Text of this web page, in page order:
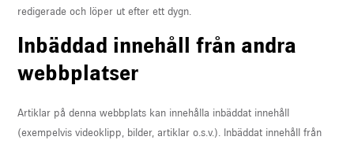
redigerade och löper ut efter ett dygn.
Inbäddad innehåll från andra
webbplatser
Artiklar på denna webbplats kan innehålla inbäddat innehåll
(exempelvis videoklipp, bilder, artiklar o.s.v.). Inbäddat innehåll från